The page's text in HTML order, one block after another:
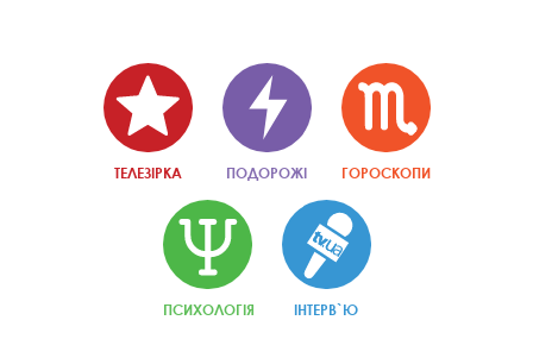
ТЕЛЕЗІРКА ПОДОРОЖІ ГОРОСКОПИ
ПСИХОЛОГІЯ ІНТЕРВ`Ю